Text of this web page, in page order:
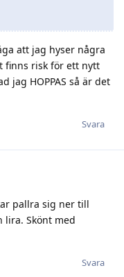
att jag hyser några
finns risk för ett nytt
jag HOPPAS så är det
Svara
pallra sig ner till
lira. Skönt med
Svara